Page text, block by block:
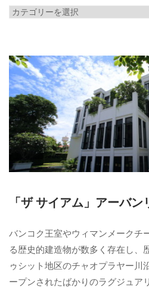
カ
リ
ー
「ザ サイアム」アーバ
バンコク王室やウィマンメークチ
る歴史的建造物が数多く存在し、
ゥシット地区のチャオプラヤー川
ープンされたばかりのラグジュア